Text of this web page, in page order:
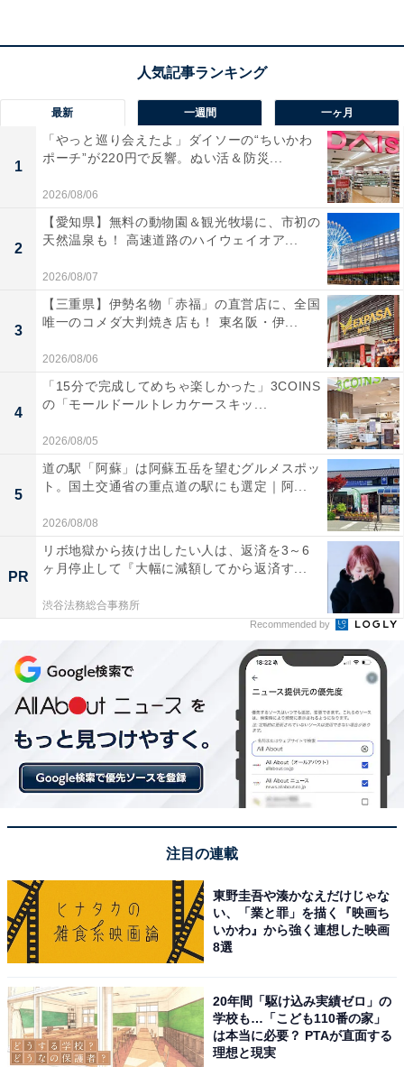
しなやかなブラシが優秀
「網戸洗いブラシ（フック付）」で網戸掃除をし
てみると……
網戸の細い目にも入り込む
本体が約18cmあるので、網戸のある程度高い位置まで届
きます。商品説明には「ブラシに洗剤をつけ、網目にそ
って軽くブラッシングしてください」とありますが、頑
す。
最新 一週間 一ヶ月
1
「やっと巡り会えたよ」ダイソーの“ちいかわ
ポーチ”が220円で反響。ぬい活＆防災...
2026/08/06
2
【愛知県】無料の動物園＆観光牧場に、市初の
天然温泉も！ 高速道路のハイウェイオア...
2026/08/07
3
【三重県】伊勢名物「赤福」の直営店に、全国
唯一のコメダ大判焼き店も！ 東名阪・伊...
2026/08/06
4
「15分で完成してめちゃ楽しかった」3COINS
の「モールドールトレカケースキッ...
2026/08/05
5
道の駅「阿蘇」は阿蘇五岳を望むグルメスポッ
ト。国土交通省の重点道の駅にも選定｜阿...
2026/08/08
PR
リボ地獄から抜け出したい人は、返済を3～6
ヶ月停止して『大幅に減額してから返済す...
渋谷法務総合事務所
Recommended by
注目の連載
東野圭吾や湊かなえだけじゃな
い、「業と罪」を描く『映画ち
いかわ』から強く連想した映画
8選
20年間「駆け込み実績ゼロ」の
学校も…「こども110番の家」
は本当に必要？ PTAが直面する
理想と現実